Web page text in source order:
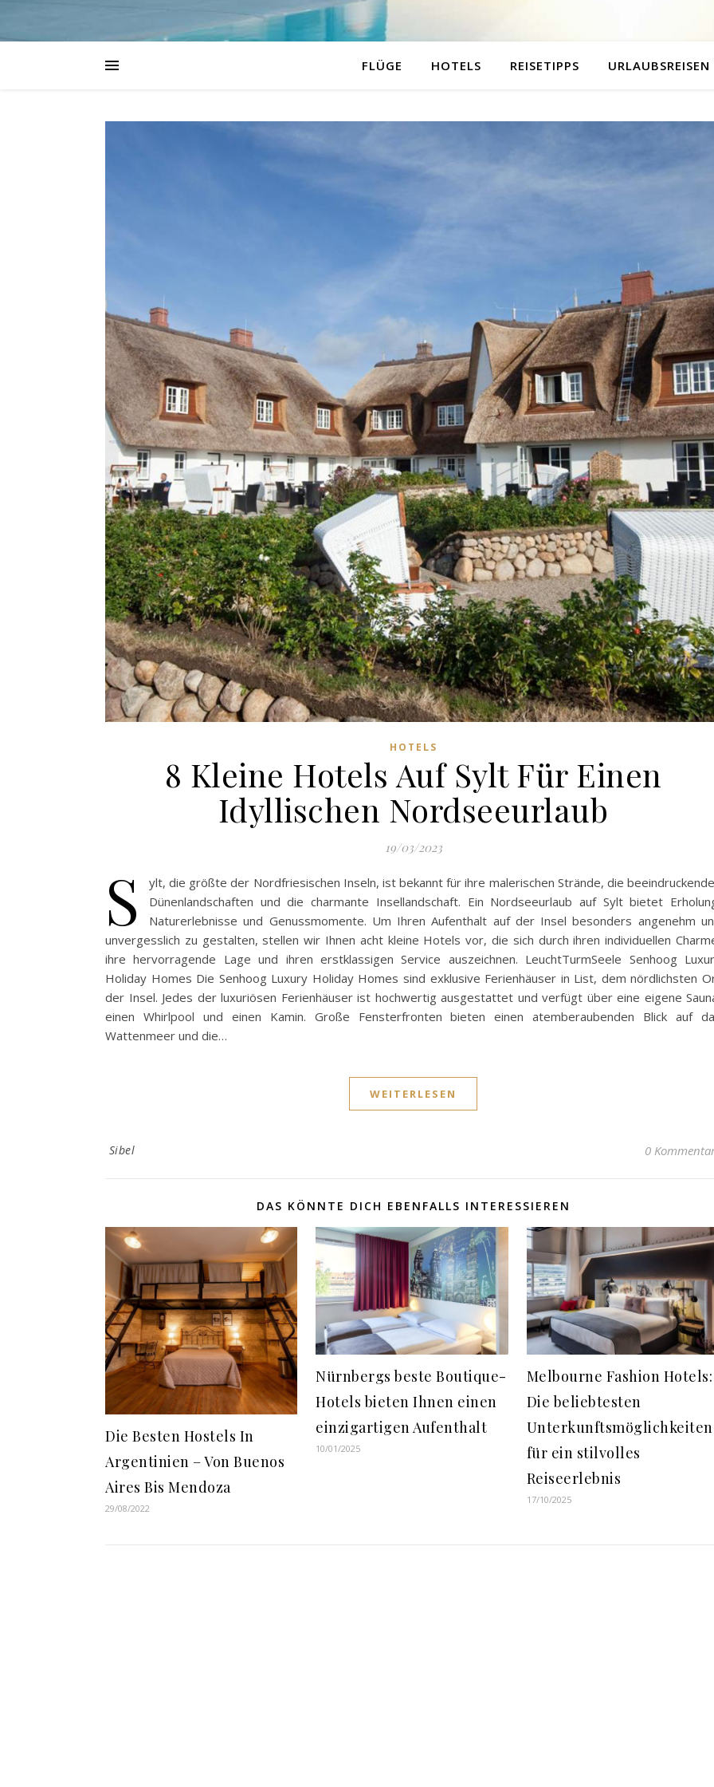
FLÜGE HOTELS REISETIPPS URLAUBSREISEN
HOTELS
8 Kleine Hotels Auf Sylt Für Einen
Idyllischen Nordseeurlaub
19/03/2023
S
ylt, die größte der Nordfriesischen Inseln, ist bekannt für ihre malerischen Strände, die
Dünenlandschaften und die charmante Insellandschaft. Ein Nordseeurlaub auf Sylt bietet
Naturerlebnisse und Genussmomente. Um Ihren Aufenthalt auf der Insel besonders angenehm
unvergesslich zu gestalten, stellen wir Ihnen acht kleine Hotels vor, die sich durch ihren individuellen
ihre hervorragende Lage und ihren erstklassigen Service auszeichnen. LeuchtTurmSeele Senhoog
Holiday Homes Die Senhoog Luxury Holiday Homes sind exklusive Ferienhäuser in List, dem nördlichsten
der Insel. Jedes der luxuriösen Ferienhäuser ist hochwertig ausgestattet und verfügt über eine eigene
einen Whirlpool und einen Kamin. Große Fensterfronten bieten einen atemberaubenden Blick auf
Wattenmeer und die…
WEITERLESEN
Sibel 0
DAS KÖNNTE DICH EBENFALLS INTERESSIEREN
Die Besten Hostels In
Argentinien – Von Buenos
Aires Bis Mendoza
29/08/2022
Nürnbergs beste Boutique-
Hotels bieten Ihnen einen
einzigartigen Aufenthalt
10/01/2025
Melbourne Fashion Hotels:
Die beliebtesten
Unterkunftsmöglichkeiten
für ein stilvolles
Reiseerlebnis
17/10/2025